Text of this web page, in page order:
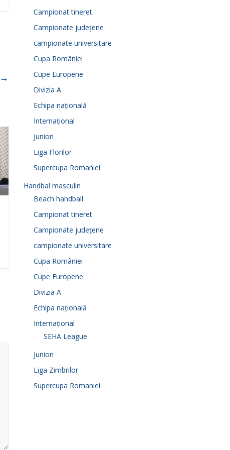
→
Campionat tineret
Campionate județene
campionate universitare
Cupa României
Cupe Europene
Divizia A
Echipa națională
Internațional
Juniori
Liga Florilor
Supercupa Romaniei
Handbal masculin
Beach handball
Campionat tineret
Campionate județene
campionate universitare
Cupa României
Cupe Europene
Divizia A
Echipa națională
Internațional
SEHA League
Juniori
Liga Zimbrilor
Supercupa Romaniei